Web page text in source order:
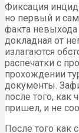
Фиксация
но первый и
факта
докладная от
излагаются
распечатки с
прохождении
документы.
после того, как
пришел, и не
После того как